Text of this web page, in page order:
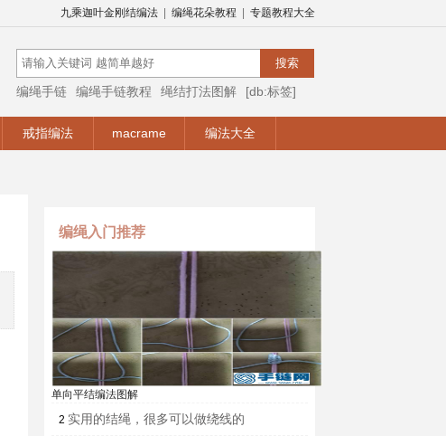
九乘迦叶金刚结编法 编绳花朵教程 专题教程大全
编绳手链 编绳手链教程 绳结打法图解
[db:标签]
戒指编法 macrame 编法大全
编绳入门推荐
单向平结编法图解
2 实用的结绳，很多可以做绕线的